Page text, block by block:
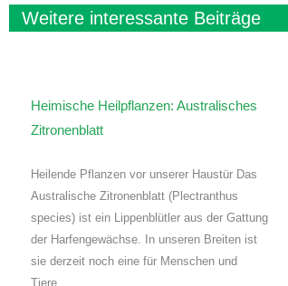
Weitere interessante Beiträge
Heimische Heilpflanzen: Australisches
Zitronenblatt
Heilende Pflanzen vor unserer Haustür Das
Australische Zitronenblatt (Plectranthus
species) ist ein Lippenblütler aus der Gattung
der Harfengewächse. In unseren Breiten ist
sie derzeit noch eine für Menschen und
Tiere…